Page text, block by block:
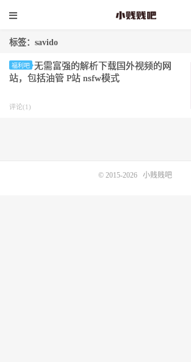
标签：savido
福利吧
无需富强的解析下载国外视频的网
站，包括油管 P站 nsfw模式
评论(1)
© 2015-2026 小贱贱吧